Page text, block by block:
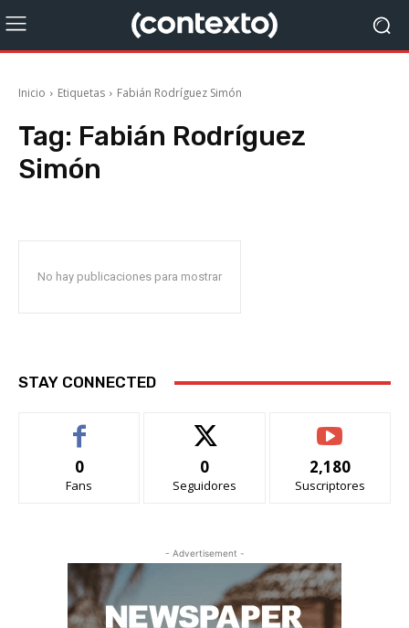
Inicio Etiquetas Fabián Rodríguez Simón
Tag: Fabián Rodríguez
Simón
No hay publicaciones para mostrar
STAY CONNECTED
0
Fans
0
Seguidores
2,180
Suscriptores
- Advertisement -